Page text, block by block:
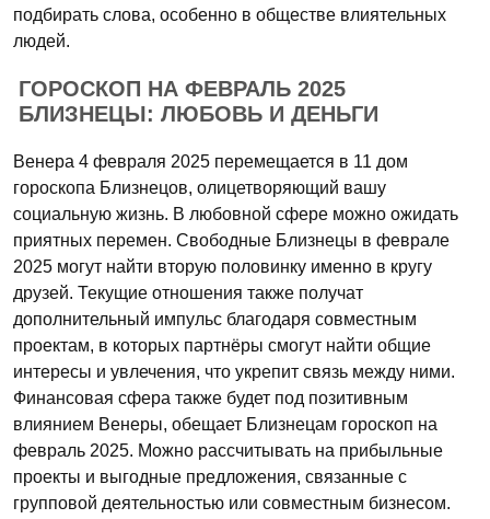
подбирать слова, особенно в обществе влиятельных
людей.
ГОРОСКОП НА ФЕВРАЛЬ 2025
БЛИЗНЕЦЫ: ЛЮБОВЬ И ДЕНЬГИ
Венера 4 февраля 2025 перемещается в 11 дом
гороскопа Близнецов, олицетворяющий вашу
социальную жизнь. В любовной сфере можно ожидать
приятных перемен. Свободные Близнецы в феврале
2025 могут найти вторую половинку именно в кругу
друзей. Текущие отношения также получат
дополнительный импульс благодаря совместным
проектам, в которых партнёры смогут найти общие
интересы и увлечения, что укрепит связь между ними.
Финансовая сфера также будет под позитивным
влиянием Венеры, обещает Близнецам гороскоп на
февраль 2025. Можно рассчитывать на прибыльные
проекты и выгодные предложения, связанные с
групповой деятельностью или совместным бизнесом.